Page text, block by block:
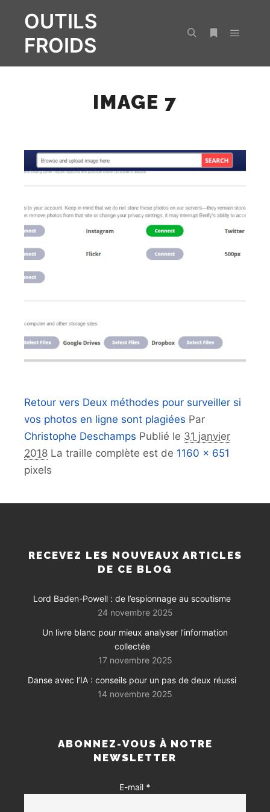
OUTILS
FROIDS
IMAGE 7
Retour vers Deux méthodes pour surveiller si
vos photos en ligne sont plagiées Par
Christophe Deschamps Publié le 31 janvier
2018 La traille complète est de 1160 × 651
pixels
RECEVEZ LES NOUVEAUX ARTICLES
DE CE BLOG
Lord Baden-Powell : de l’espionnage au scoutisme
24 novembre 2025
Un livre blanc pour mieux analyser l’information
collectée
17 novembre 2025
Danse avec l’IA : conseils pour un pas de deux réussi
14 novembre 2025
ABONNEZ-VOUS À NOTRE
NEWSLETTER
E-mail *